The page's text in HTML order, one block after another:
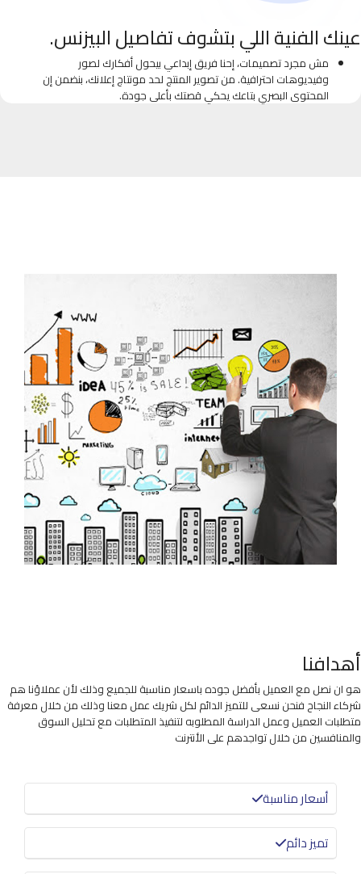
عينك الفنية اللي بتشوف تفاصيل البيزنس.
مش مجرد تصميمات، إحنا فريق إبداعي بيحول أفكارك لصور
وفيديوهات احترافية. من تصوير المنتج لحد مونتاج إعلانك، بنضمن إن
المحتوى البصري بتاعك يحكي قصتك بأعلى جودة.
أهدافنا
هو ان نصل مع العميل بأفضل جوده باسعار مناسبة للجميع وذلك لأن عملاؤنا هم
شركاء النجاح فنحن نسعى للتميز الدائم لكل شريك عمل معنا وذلك من خلال معرفة
متطلبات العميل وعمل الدراسة المطلوبه لتنفيذ المتطلبات مع تحليل السوق
والمنافسين من خلال تواجدهم على الأنترنت
أسعار مناسبة
تميز دائم